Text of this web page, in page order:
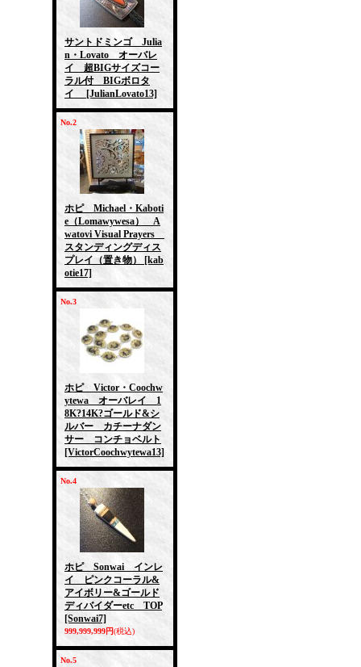
サントドミンゴ Julia
n・Lovato オーバレ
イ 超BIGサイズコー
ラル付 BIGボロタ
イ
[JulianLovato13]
No.2
ホピ Michael・Kaboti
e（Lomawywesa） A
watovi Visual Prayers
スタンディングディス
プレイ（置き物）
[kab
otie17]
No.3
ホピ Victor・Coochw
ytewa オーバレイ 1
8K?14K?ゴールド&シ
ルバー カチーナダン
サー コンチョベルト
[VictorCoochwytewa13]
No.4
ホピ Sonwai インレ
イ ピンクコーラル&
アイボリー&ゴールド
ディバイダーetc TOP
[Sonwai7]
999,999,999円(税込)
No.5